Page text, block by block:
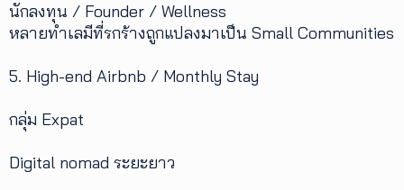
นักลงทุน / Founder / Wellness
หลายทำเลมีที่รกร้างถูกแปลงมาเป็น Small Communities
5. High-end Airbnb / Monthly Stay
กลุ่ม Expat
Digital nomad ระยะยาว